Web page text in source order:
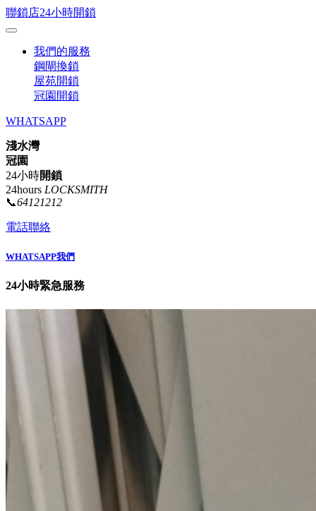
聯鎖店24小時開鎖
我們的服務
鋼閘換鎖
屋苑開鎖
冠園開鎖
WHATSAPP
淺水灣
冠園
24小時開鎖
24hours LOCKSMITH
📞64121212
電話聯絡
WHATSAPP我們
24小時緊急服務